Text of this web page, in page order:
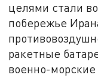
целями стали
побережье
ракетные
военно-